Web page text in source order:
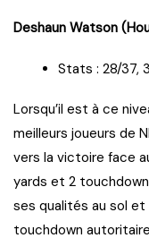
Deshaun Watson
Stats : 28/37,
Lorsqu’il est à ce
meilleurs joueurs de
vers la victoire face
yards et 2
ses qualités au sol et
touchdown